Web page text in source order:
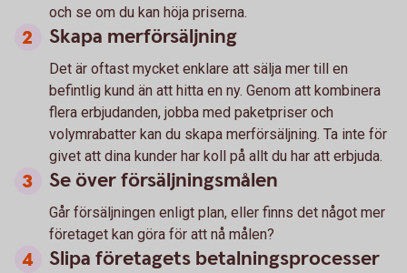
och se om du kan höja priserna.
Skapa merförsäljning
Det är oftast mycket enklare att sälja mer till en
befintlig kund än att hitta en ny. Genom att kombinera
flera erbjudanden, jobba med paketpriser och
volymrabatter kan du skapa merförsäljning. Ta inte för
givet att dina kunder har koll på allt du har att erbjuda.
Se över försäljningsmålen
Går försäljningen enligt plan, eller finns det något mer
företaget kan göra för att nå målen?
Slipa företagets betalningsprocesser